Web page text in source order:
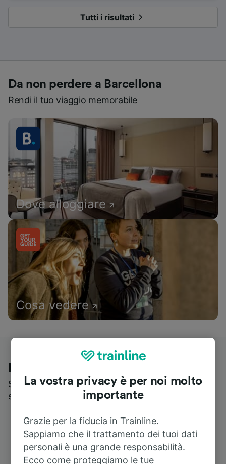
Tutti i risultati
Da non perdere a Barcellona
Rendi il tuo viaggio memorabile
Dove alloggiare
Cosa vedere
Le recensioni dei nostri viaggiatori
Scopri cosa pensa realmente chi utilizza i nostri
servizi
La vostra privacy è per noi molto
importante
Grazie per la fiducia in Trainline.
Sappiamo che il trattamento dei tuoi dati
personali è una grande responsabilità.
Ecco come proteggiamo le tue